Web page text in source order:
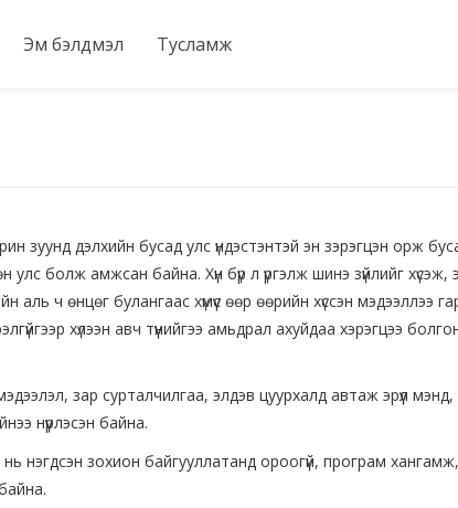
Эм бэлдмэл Тусламж
зуунд дэлхийн бусад улс үндэстэнтэй эн зэрэгцэн орж
улс болж амжсан байна. Хүн бүр л үргэлж шинэ зүйлийг хүсэж,
аль ч өнцөг булангаас хүмүүс өөр өөрийн хүссэн мэдээллээ
хүлээн авч түүнийгээ амьдрал ахуйдаа хэрэгцээ
зар сурталчилгаа, элдэв цуурхалд автаж эрүүл
нүүрлэсэн байна.
нь нэгдсэн зохион байгууллатанд ороогүй, програм